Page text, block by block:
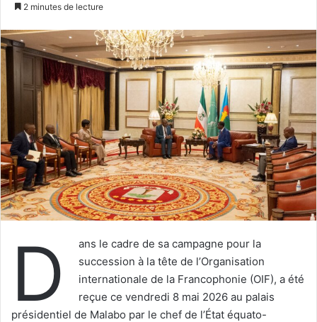
2 minutes de lecture
D
ans le cadre de sa campagne pour la
succession à la tête de l’Organisation
internationale de la Francophonie (OIF), a été
reçue ce vendredi 8 mai 2026 au palais
présidentiel de Malabo par le chef de l’État équato-